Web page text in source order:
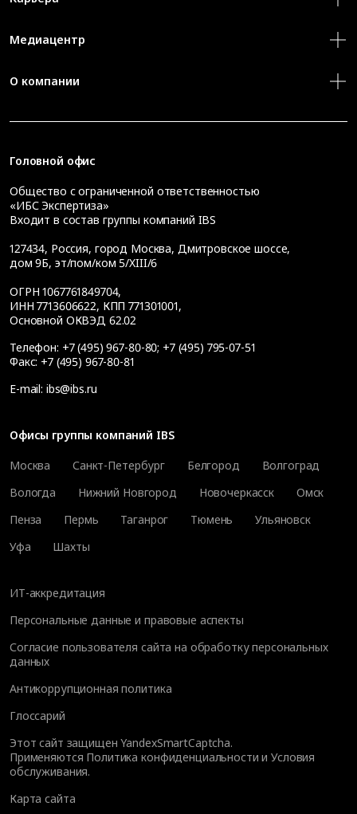
Медиацентр
О компании
Головной офис
Общество с ограниченной ответственностью
«ИБС Экспертиза»
Входит в состав группы компаний IBS
127434, Россия, город Москва, Дмитровское шоссе,
дом 9Б, эт/пом/ком 5/XIII/6
ОГРН 1067761849704,
ИНН 7713606622, КПП 771301001,
Основной ОКВЭД 62.02
Телефон: +7 (495) 967-80-80; +7 (495) 795-07-51
Факс: +7 (495) 967-80-81
E-mail: ibs@ibs.ru
Офисы группы компаний IBS
Москва
Санкт-Петербург Белгород
Волгоград
Вологда
Нижний Новгород Новочеркасск
Омск
Пенза
Пермь Таганрог Тюмень
Ульяновск
Уфа
Шахты
ИТ-аккредитация
Персональные данные и правовые аспекты
Согласие пользователя сайта на обработку персональных
данных
Антикоррупционная политика
Глоссарий
Этот сайт защищен YandexSmartCaptcha.
Применяются Политика конфиденциальности иУсловия
обслуживания.
Карта сайта